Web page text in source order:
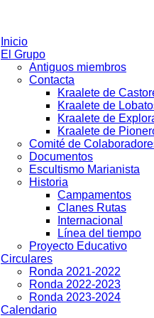
Inicio
El Grupo
Antiguos miembros
Contacta
Kraalete de
Kraalete de
Kraalete de
Kraalete de
Comité de
Documentos
Escultismo Marianista
Historia
Campamentos
Clanes Rutas
Internacional
Línea del tiempo
Proyecto Educativo
Circulares
Ronda 2021-2022
Ronda 2022-2023
Ronda 2023-2024
Calendario